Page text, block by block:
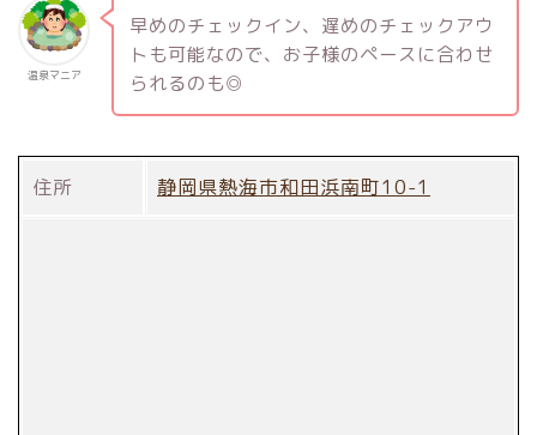
温泉マニア
早めのチェックイン、遅めのチェックアウ
トも可能なので、お子様のペースに合わせ
られるのも◎
住所 静岡県熱海市和田浜南町10-1